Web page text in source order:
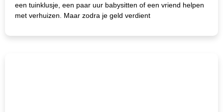
een tuinklusje, een paar uur babysitten of een vriend helpen
met verhuizen. Maar zodra je geld verdient